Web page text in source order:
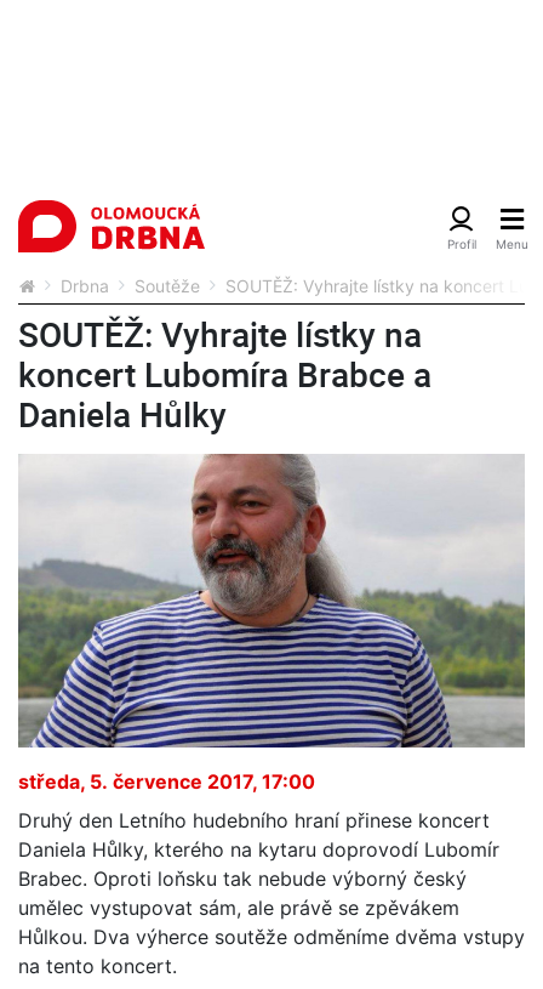
Drbna Soutěže SOUTĚŽ: Vyhrajte lístky na koncert
SOUTĚŽ: Vyhrajte lístky na
koncert Lubomíra Brabce a
Daniela Hůlky
středa, 5. července 2017, 17:00
Druhý den Letního hudebního hraní přinese koncert
Daniela Hůlky, kterého na kytaru doprovodí Lubomír
Brabec. Oproti loňsku tak nebude výborný český
umělec vystupovat sám, ale právě se zpěvákem
Hůlkou. Dva výherce soutěže odměníme dvěma vstupy
na tento koncert.